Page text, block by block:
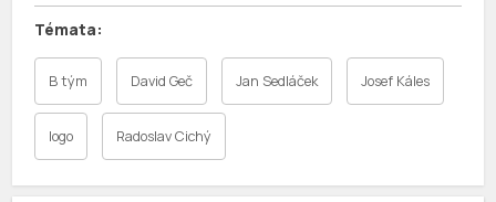
B tým David Geč Jan Sedláček Josef Káles
logo Radoslav Cichý